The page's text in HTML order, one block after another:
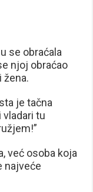
se obraćala
njoj obraćao
žena.
je tačna
tu
već osoba koja
najveće